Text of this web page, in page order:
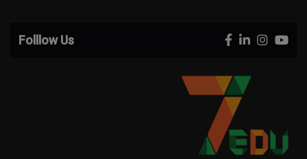
Folllow Us